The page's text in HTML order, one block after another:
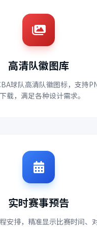
高清队徽图库
球队高清队徽图标，支持
载，满足各种设计需求。
实时赛事预告
安排，精准显示比赛时间、